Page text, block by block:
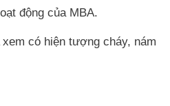
động của MBA.
có hiện tượng cháy, nám